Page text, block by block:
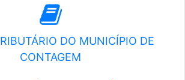
DO MUNICÍPIO DE
CONTAGEM